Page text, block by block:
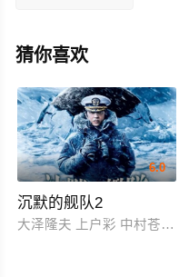
猜你喜欢
6.0
沉默的舰队2
大泽隆夫 上户彩 中村苍